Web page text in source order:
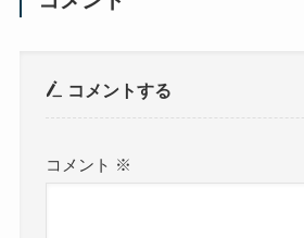
コメントする
コメント ※